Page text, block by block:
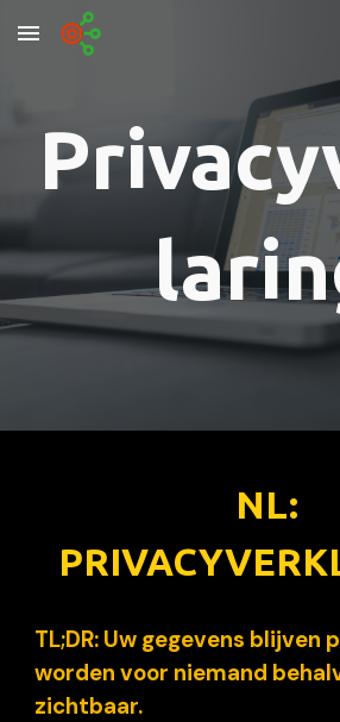
Skip to main content
NL:
TL;DR: Uw gegevens blijven
worden voor niemand
zichtbaar.